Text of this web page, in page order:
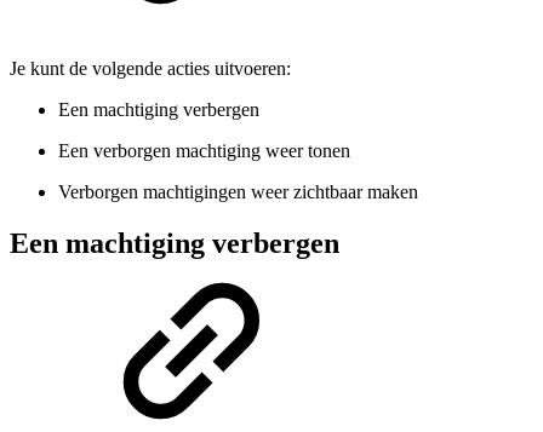
Je kunt de volgende acties uitvoeren:
Een machtiging verbergen
Een verborgen machtiging weer tonen
Verborgen machtigingen weer zichtbaar maken
Een machtiging verbergen